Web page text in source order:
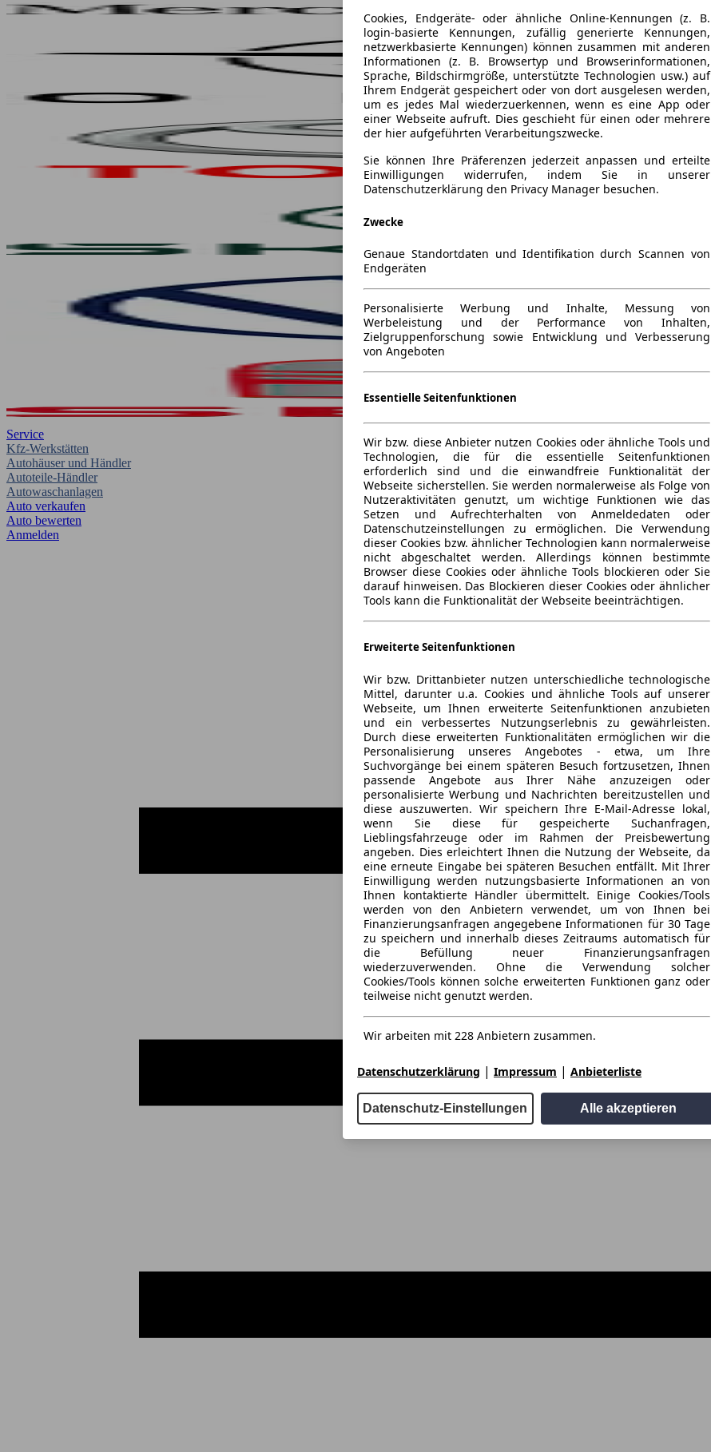
Service
Kfz-Werkstätten
Autohäuser und Händler
Autoteile-Händler
Autowaschanlagen
Auto verkaufen
Auto bewerten
Anmelden
Cookies, Endgeräte- oder ähnliche Online-Kennungen (z. B.
login-basierte Kennungen, zufällig generierte Kennungen,
netzwerkbasierte Kennungen) können zusammen mit anderen
Informationen (z. B. Browsertyp und Browserinformationen,
Sprache, Bildschirmgröße, unterstützte Technologien usw.) auf
Ihrem Endgerät gespeichert oder von dort ausgelesen werden,
um es jedes Mal wiederzuerkennen, wenn es eine App oder
einer Webseite aufruft. Dies geschieht für einen oder mehrere
der hier aufgeführten Verarbeitungszwecke.
Sie können Ihre Präferenzen jederzeit anpassen und erteilte
Einwilligungen widerrufen, indem Sie in unserer
Datenschutzerklärung den Privacy Manager besuchen.
Zwecke
Genaue Standortdaten und Identifikation durch Scannen von
Endgeräten
Personalisierte Werbung und Inhalte, Messung von
Werbeleistung und der Performance von Inhalten,
Zielgruppenforschung sowie Entwicklung und Verbesserung
von Angeboten
Essentielle Seitenfunktionen
Wir bzw. diese Anbieter nutzen Cookies oder ähnliche Tools und
Technologien, die für die essentielle Seitenfunktionen
erforderlich sind und die einwandfreie Funktionalität der
Webseite sicherstellen. Sie werden normalerweise als Folge von
Nutzeraktivitäten genutzt, um wichtige Funktionen wie das
Setzen und Aufrechterhalten von Anmeldedaten oder
Datenschutzeinstellungen zu ermöglichen. Die Verwendung
dieser Cookies bzw. ähnlicher Technologien kann normalerweise
nicht abgeschaltet werden. Allerdings können bestimmte
Browser diese Cookies oder ähnliche Tools blockieren oder Sie
darauf hinweisen. Das Blockieren dieser Cookies oder ähnlicher
Tools kann die Funktionalität der Webseite beeinträchtigen.
Erweiterte Seitenfunktionen
Wir bzw. Drittanbieter nutzen unterschiedliche technologische
Mittel, darunter u.a. Cookies und ähnliche Tools auf unserer
Webseite, um Ihnen erweiterte Seitenfunktionen anzubieten
und ein verbessertes Nutzungserlebnis zu gewährleisten.
Durch diese erweiterten Funktionalitäten ermöglichen wir die
Personalisierung unseres Angebotes - etwa, um Ihre
Suchvorgänge bei einem späteren Besuch fortzusetzen, Ihnen
passende Angebote aus Ihrer Nähe anzuzeigen oder
personalisierte Werbung und Nachrichten bereitzustellen und
diese auszuwerten. Wir speichern Ihre E-Mail-Adresse lokal,
wenn Sie diese für gespeicherte Suchanfragen,
Lieblingsfahrzeuge oder im Rahmen der Preisbewertung
angeben. Dies erleichtert Ihnen die Nutzung der Webseite, da
eine erneute Eingabe bei späteren Besuchen entfällt. Mit Ihrer
Einwilligung werden nutzungsbasierte Informationen an von
Ihnen kontaktierte Händler übermittelt. Einige Cookies/Tools
werden von den Anbietern verwendet, um von Ihnen bei
Finanzierungsanfragen angegebene Informationen für 30 Tage
zu speichern und innerhalb dieses Zeitraums automatisch für
die Befüllung neuer Finanzierungsanfragen
wiederzuverwenden. Ohne die Verwendung solcher
Cookies/Tools können solche erweiterten Funktionen ganz oder
teilweise nicht genutzt werden.
Wir arbeiten mit 228 Anbietern zusammen.
Datenschutzerklärung | Impressum | Anbieterliste
Datenschutz-Einstellungen Alle akzeptieren